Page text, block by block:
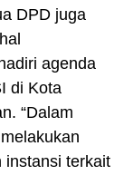
DPD juga
agenda
di Kota
“Dalam
instansi terkait